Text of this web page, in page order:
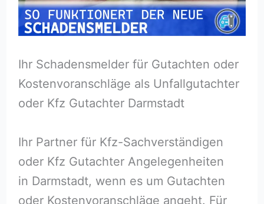
Ihr Schadensmelder für Gutachten oder
Kostenvoranschläge als Unfallgutachter
oder Kfz Gutachter Darmstadt
Ihr Partner für Kfz-Sachverständigen
oder Kfz Gutachter Angelegenheiten
in Darmstadt, wenn es um Gutachten
oder Kostenvoranschläge angeht. Für